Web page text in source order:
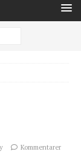
Kommentarer